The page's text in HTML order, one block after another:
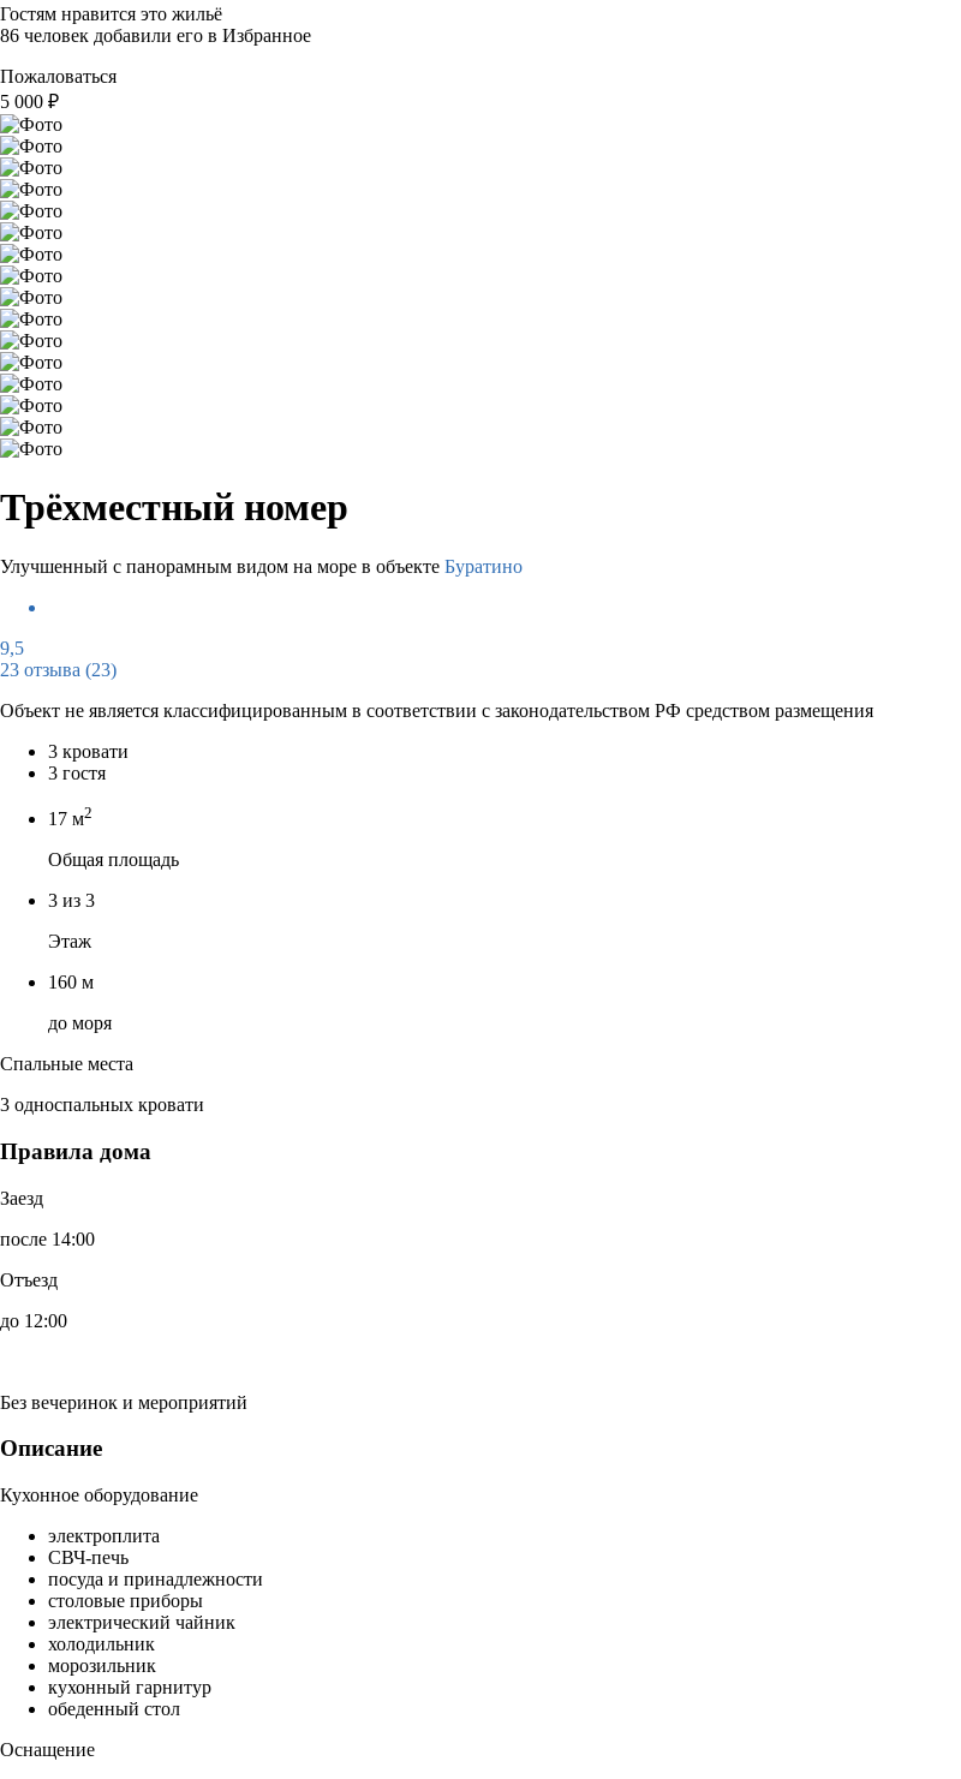
Гостям нравится это жильё
86 человек добавили его в Избранное
Пожаловаться
5 000 ₽
Трёхместный номер
Улучшенный с панорамным видом на море в объекте Буратино
9,5
23 отзыва (23)
Объект не является классифицированным в соответствии с законодательством РФ средством размещения
3 кровати
3 гостя
17 м2
Общая площадь
3 из 3
Этаж
160 м
до моря
Спальные места
3 односпальных кровати
Правила дома
Заезд
после 14:00
Отъезд
до 12:00
Без вечеринок и мероприятий
Описание
Кухонное оборудование
электроплита
СВЧ-печь
посуда и принадлежности
столовые приборы
электрический чайник
холодильник
морозильник
кухонный гарнитур
обеденный стол
Оснащение